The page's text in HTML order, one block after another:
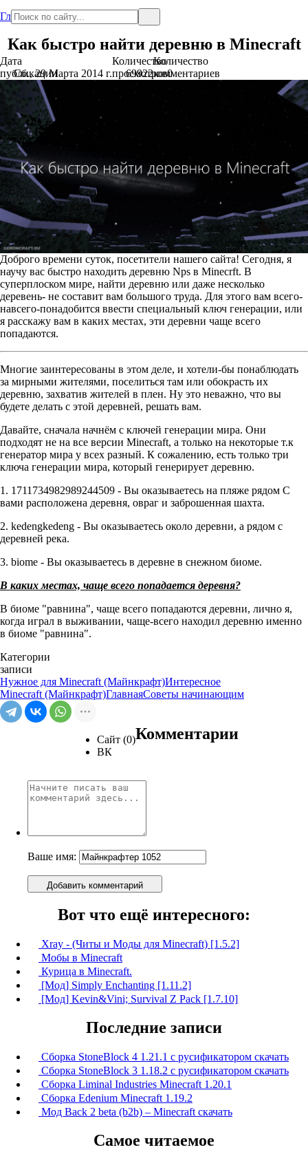
Главная
Как быстро найти деревню в Minecraft
Дата
публикации
Сб., 29 Марта 2014 г.
Количество
просмотров
69922
Количество
комментариев
0
Доброго времени суток, посетители нашего сайта! Сегодня, я
научу вас быстро находить деревню Nps в Minecrft. В
суперплоском мире, найти деревню или даже несколько
деревень- не составит вам большого труда. Для этого вам всего-
навсего-понадобится ввести специальный ключ генерации, или
я расскажу вам в каких местах, эти деревни чаще всего
попадаются.
Многие заинтересованы в этом деле, и хотели-бы понаблюдать
за мирными жителями, поселиться там или обокрасть их
деревню, захватив жителей в плен. Ну это неважно, что вы
будете делать с этой деревней, решать вам.
Давайте, сначала начнём с ключей генерации мира. Они
подходят не на все версии Minecraft, а только на некоторые т.к
генератор мира у всех разный. К сожалению, есть только три
ключа генерации мира, который генерирует деревню.
1. 1711734982989244509 - Вы оказываетесь на пляже рядом С
вами расположена деревня, овраг и заброшенная шахта.
2. kedengkedeng - Вы оказываетесь около деревни, а рядом с
деревней река.
3. biome - Вы оказываетесь в деревне в снежном биоме.
В каких местах, чаще всего попадается деревня?
В биоме "равнина", чаще всего попадаются деревни, лично я,
когда играл в выживании, чаще-всего находил деревню именно
в биоме "равнина".
Категории
записи
Нужное для Minecraft (Майнкрафт)Интересное
Minecraft (Майнкрафт)ГлавнаяСоветы начинающим
Сайт (0)
ВК
Комментарии
Ваше имя:
Добавить комментарий
Вот что ещё интересного:
Xray - (Читы и Моды для Minecraft) [1.5.2]
Мобы в Minecraft
Курица в Minecraft.
[Мод] Simply Enchanting [1.11.2]
[Мод] Kevin&Vini; Survival Z Pack [1.7.10]
Последние записи
Сборка StoneBlock 4 1.21.1 с русификатором скачать
Сборка StoneBlock 3 1.18.2 с русификатором скачать
Сборка Liminal Industries Minecraft 1.20.1
Сборка Edenium Minecraft 1.19.2
Мод Back 2 beta (b2b) – Minecraft скачать
Самое читаемое